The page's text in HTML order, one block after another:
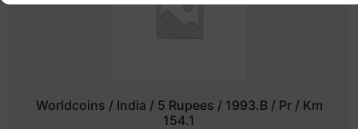
Worldcoins / India / 5 Rupees / 1993.B / Pr / Km
154.1